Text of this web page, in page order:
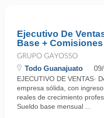
Ejecutivo De
Base + Comisiones
GRUPO GAYOSSO
Todo Guanajuato
EJECUTIVO DE VENTAS·
empresa sólida, con
reales de crecimiento
Sueldo base mensual ...